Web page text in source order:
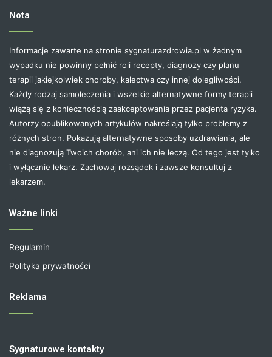
Nota
Informacje zawarte na stronie sygnaturazdrowia.pl w żadnym
wypadku nie powinny pełnić roli recepty, diagnozy czy planu
terapii jakiejkolwiek choroby, kalectwa czy innej dolegliwości.
Każdy rodzaj samoleczenia i wszelkie alternatywne formy terapii
wiążą się z koniecznością zaakceptowania przez pacjenta ryzyka.
Autorzy opublikowanych artykułów nakreślają tylko problemy z
różnych stron. Pokazują alternatywne sposoby uzdrawiania, ale
nie diagnozują Twoich chorób, ani ich nie leczą. Od tego jest tylko
i wyłącznie lekarz. Zachowaj rozsądek i zawsze konsultuj z
lekarzem.
Ważne linki
Regulamin
Polityka prywatności
Reklama
Sygnaturowe kontakty